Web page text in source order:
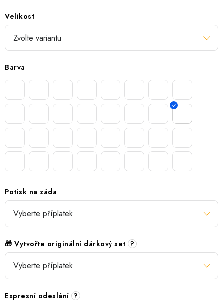
Velikost
Barva
Potisk na záda
🎁 Vytvořte originální dárkový set ?
Expresní odeslání ?